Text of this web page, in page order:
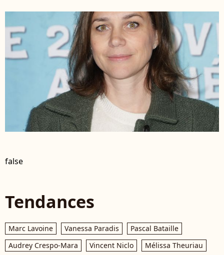
false
Tendances
Marc Lavoine Vanessa Paradis
Pascal Bataille
Audrey Crespo-Mara
Vincent Niclo
Mélissa Theuriau